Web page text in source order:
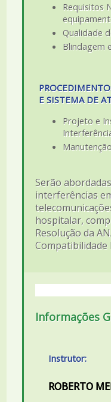
Requisitos
Qualidade
Blindagem
E SISTEMA DE
Projeto e
Serão
interferências
hospitalar,
Resolução da
Compatibilidade
Informações
Instrutor:
ROBERTO